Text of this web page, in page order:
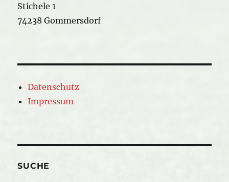
Stichele 1
74238 Gommersdorf
Datenschutz
Impressum
SUCHE